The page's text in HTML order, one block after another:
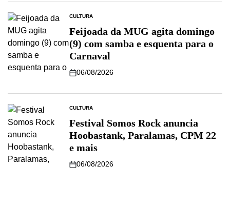
CULTURA
Feijoada da MUG agita domingo
(9) com samba e esquenta para o
Carnaval
06/08/2026
CULTURA
Festival Somos Rock anuncia
Hoobastank, Paralamas, CPM 22
e mais
06/08/2026